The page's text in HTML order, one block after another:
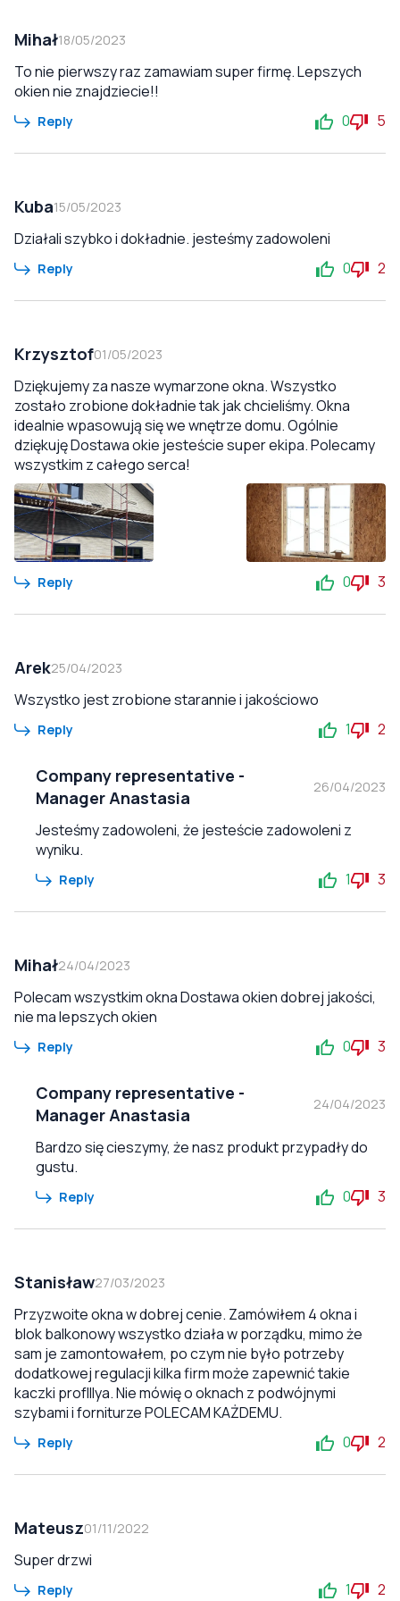
Mihał18/05/2023
To nie pierwszy raz zamawiam super firmę. Lepszych
okien nie znajdziecie!!
Reply 0 5
Kuba15/05/2023
Działali szybko i dokładnie. jesteśmy zadowoleni
Reply 0 2
Krzysztof01/05/2023
Dziękujemy za nasze wymarzone okna. Wszystko
zostało zrobione dokładnie tak jak chcieliśmy. Okna
idealnie wpasowują się we wnętrze domu. Ogólnie
dziękuję Dostawa okie jesteście super ekipa. Polecamy
wszystkim z całego serca!
Reply 0 3
Arek25/04/2023
Wszystko jest zrobione starannie i jakościowo
Reply 1 2
Company representative -
Manager Anastasia
26/04/2023
Jesteśmy zadowoleni, że jesteście zadowoleni z
wyniku.
Reply 1 3
Mihał24/04/2023
Polecam wszystkim okna Dostawa okien dobrej jakości,
nie ma lepszych okien
Reply 0 3
Company representative -
Manager Anastasia
24/04/2023
Bardzo się cieszymy, że nasz produkt przypadły do
gustu.
Reply 0 3
Stanisław27/03/2023
Przyzwoite okna w dobrej cenie. Zamówiłem 4 okna i
blok balkonowy wszystko działa w porządku, mimo że
sam je zamontowałem, po czym nie było potrzeby
dodatkowej regulacji kilka firm może zapewnić takie
kaczki profIllya. Nie mówię o oknach z podwójnymi
szybami i forniturze POLECAM KAŻDEMU.
Reply 0 2
Mateusz01/11/2022
Super drzwi
Reply 1 2